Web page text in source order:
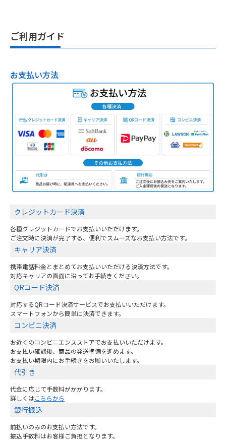
中古 FUJITSU 富士通
LIFEBOOK U7410/D｜第
1.46kg｜Windows 11・
WPS Office 2付き
（税込）
ご利用ガイド
お支払い方法
クレジットカード決済
各種クレジットカードでお支払いいただけます。
ご注文時に決済が完了する、便利でスムーズなお支払い方法です。
キャリア決済
携帯電話料金とまとめてお支払いいただける決済方法です。
対応キャリアの画面に沿ってお手続きください。
QRコード決済
対応するQRコード決済サービスでお支払いいただけます。
スマートフォンから簡単に決済できます。
コンビニ決済
お近くのコンビニエンスストアでお支払いいただけます。
お支払い確認後、商品の発送準備を進めます。
お支払い期限内にお手続きをお願いいたします。